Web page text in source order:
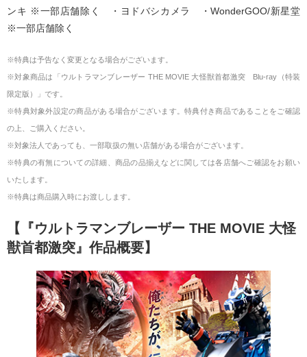
ンキ ※一部店舗除く ・ヨドバシカメラ ・WonderGOO/新星堂
※一部店舗除く
※特典は予告なく変更となる場合がございます。
※対象商品は「ウルトラマンブレーザー THE MOVIE 大怪獣首都激突 Blu-ray（特装
限定版）」です。
※特典対象外設定の商品がある場合がございます。特典付き商品であることをご確認
の上、ご購入ください。
※対象法人であっても、一部取扱の無い店舗がある場合がございます。
※特典の有無についての詳細、商品の品揃えなどに関しては各店舗へご確認をお願い
いたします。
※特典は商品購入時にお渡しします。
【『ウルトラマンブレーザー THE MOVIE 大怪
獣首都激突』作品概要】